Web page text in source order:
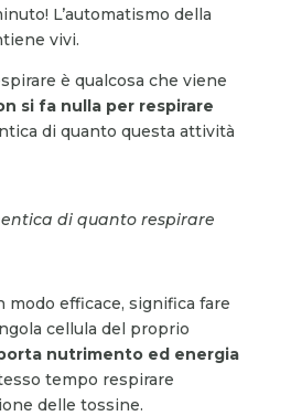
L’automatismo della
vivi.
è qualcosa che viene
si fa nulla per respirare
di quanto questa attività
di quanto respirare
modo efficace, significa fare
cellula del proprio
nutrimento ed energia
tempo respirare
delle tossine.